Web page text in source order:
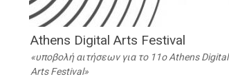
Athens Digital Arts Festival
υποβολή αιτήσεων για το 11ο Athens Digital
Arts Festival